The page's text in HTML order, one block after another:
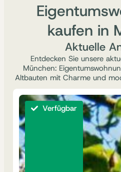
kaufen in
Aktuelle
Entdecken Sie unsere
München:
Altbauten mit Charme und
Verfügbar